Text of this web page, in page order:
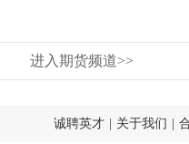
进入期货频道>>
诚聘英才 关于我们